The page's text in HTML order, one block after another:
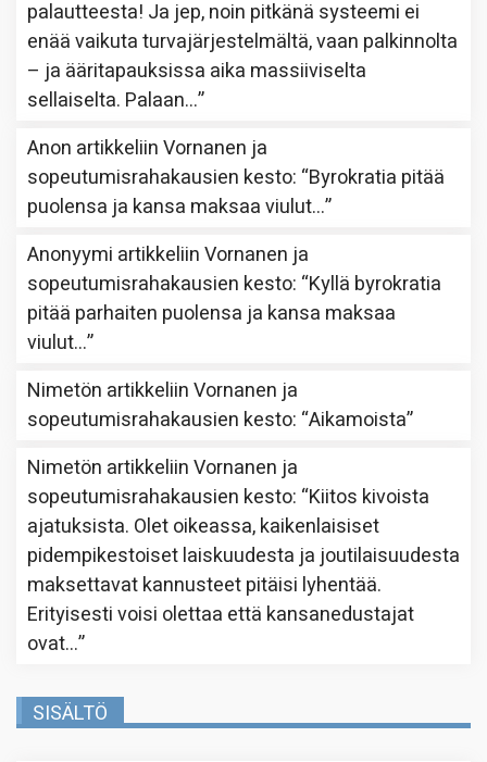
palautteesta! Ja jep, noin pitkänä systeemi ei
enää vaikuta turvajärjestelmältä, vaan palkinnolta
– ja ääritapauksissa aika massiiviselta
sellaiselta. Palaan…”
Anon artikkeliinVornanen ja
sopeutumisrahakausien kesto: “Byrokratia pitää
puolensa ja kansa maksaa viulut…”
Anonyymi artikkeliinVornanen ja
sopeutumisrahakausien kesto: “Kyllä byrokratia
pitää parhaiten puolensa ja kansa maksaa
viulut…”
Nimetön artikkeliinVornanen ja
sopeutumisrahakausien kesto: “Aikamoista”
Nimetön artikkeliinVornanen ja
sopeutumisrahakausien kesto: “Kiitos kivoista
ajatuksista. Olet oikeassa, kaikenlaisiset
pidempikestoiset laiskuudesta ja joutilaisuudesta
maksettavat kannusteet pitäisi lyhentää.
Erityisesti voisi olettaa että kansanedustajat
ovat…”
SISÄLTÖ